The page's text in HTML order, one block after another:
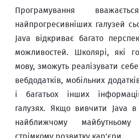
Програмування
найпрогресивніших галузей
Java відкриває багато
можливостей. Школярі, які
мову, зможуть реалізувати
вебдодатків, мобільних
і багатьох інших
галузях. Якщо вивчити Java
найближчому